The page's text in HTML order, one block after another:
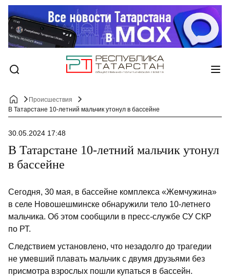
Происшествия
В Татарстане 10-летний мальчик утонул в бассейне
30.05.2024 17:48
В Татарстане 10-летний мальчик утонул
в бассейне
Сегодня, 30 мая, в бассейне комплекса «Жемчужина»
в селе Новошешминске обнаружили тело 10-летнего
мальчика. Об этом сообщили в пресс-службе СУ СКР
по РТ.
Следствием установлено, что незадолго до трагедии
не умевший плавать мальчик с двумя друзьями без
присмотра взрослых пошли купаться в бассейн.